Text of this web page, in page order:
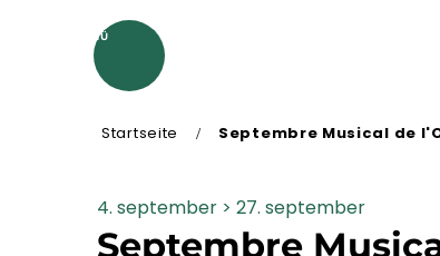
MENÜ
Startseite Septembre Musical de
4. september > 27. september
Septembre